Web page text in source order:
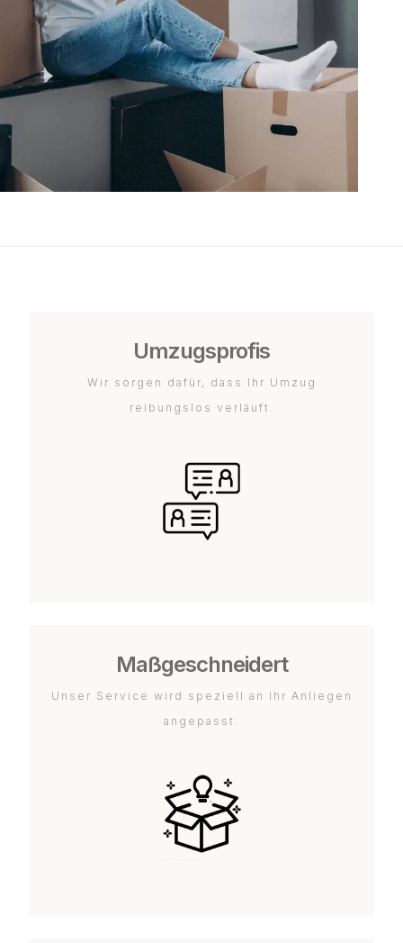
Umzugsprofis
Wir sorgen dafür, dass Ihr Umzug
reibungslos verläuft.
Maßgeschneidert
Unser Service wird speziell an Ihr Anliegen
angepasst.